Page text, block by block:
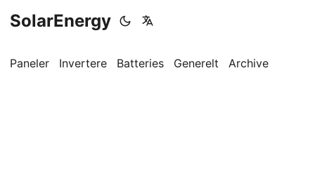
SolarEnergy
Paneler Invertere Batteries Generelt Archive